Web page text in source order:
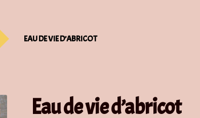
EAU DE VIE D’ABRICOT
Eau de vie d’abricot